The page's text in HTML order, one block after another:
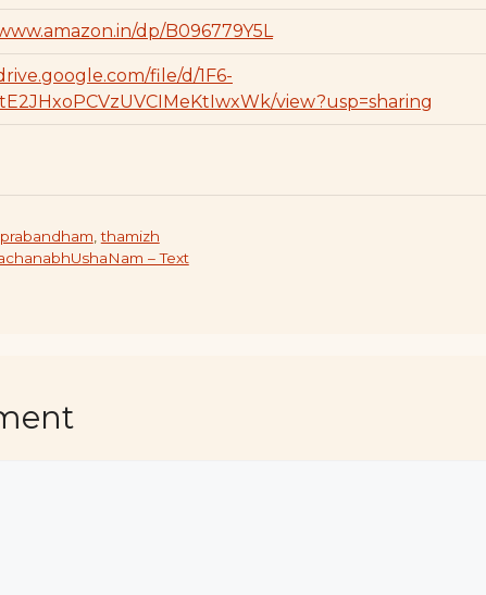
dp/B096779Y5L
file/d/1F6-
view?usp=sharing
,thamizh
– Text